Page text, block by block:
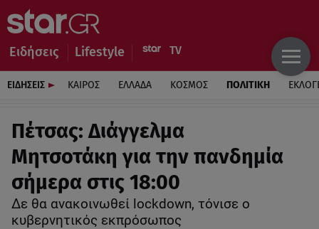
Ειδήσεις Lifestyle
ΕΙΔΗΣΕΙΣ ΚΑΙΡΟΣ ΕΛΛΑΔΑ ΚΟΣΜΟΣ ΠΟΛΙΤΙΚΗ
Πέτσας: Διάγγελμα
Μητσοτάκη για την πανδημία
σήμερα στις 18:00
Δε θα ανακοινωθεί lockdown, τόνισε ο
κυβερνητικός εκπρόσωπος